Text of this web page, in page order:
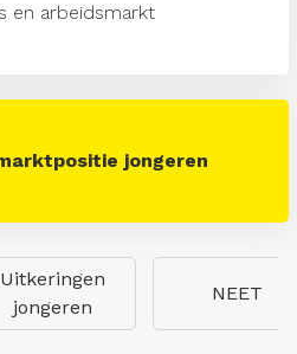
en arbeidsmarkt
jongeren
Uitkeringen
jongeren
NEET